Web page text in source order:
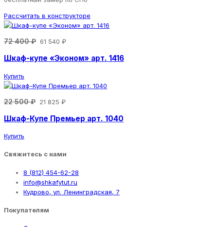
Рассчитать в конструкторе
72 400 ₽ 61 540 ₽
Шкаф-купе «Эконом» арт. 1416
Купить
22 500 ₽ 21 825 ₽
Шкаф-Купе Премьер арт. 1040
Купить
Свяжитесь с нами
8 (812) 454-62-28
info@shkafytut.ru
Кудрово, ул. Ленинградская, 7
Покупателям